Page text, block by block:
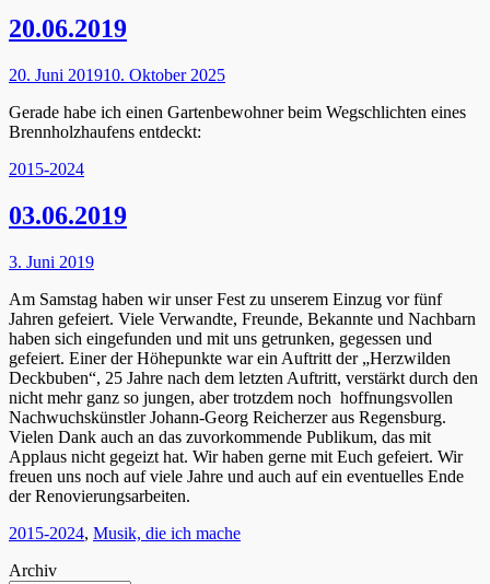
20.06.2019
Posted
20. Juni 201910. Oktober 2025
Gerade habe ich einen Gartenbewohner beim Wegschlichten eines
Brennholzhaufens entdeckt:
Kategorien
2015-2024
03.06.2019
Posted
3. Juni 2019
Am Samstag haben wir unser Fest zu unserem Einzug vor fünf
Jahren gefeiert. Viele Verwandte, Freunde, Bekannte und Nachbarn
haben sich eingefunden und mit uns getrunken, gegessen und
gefeiert. Einer der Höhepunkte war ein Auftritt der „Herzwilden
Deckbuben“, 25 Jahre nach dem letzten Auftritt, verstärkt durch den
nicht mehr ganz so jungen, aber trotzdem noch hoffnungsvollen
Nachwuchskünstler Johann-Georg Reicherzer aus Regensburg.
Vielen Dank auch an das zuvorkommende Publikum, das mit
Applaus nicht gegeizt hat. Wir haben gerne mit Euch gefeiert. Wir
freuen uns noch auf viele Jahre und auch auf ein eventuelles Ende
der Renovierungsarbeiten.
Kategorien
2015-2024, Musik, die ich mache
Archiv